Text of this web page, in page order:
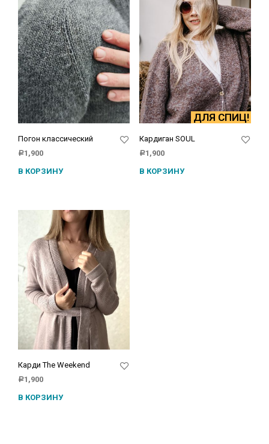
Погон классический
Р1,900
В КОРЗИНУ
ДЛЯ СПИЦ!
Кардиган SOUL
Р1,900
В КОРЗИНУ
Карди The Weekend
Р1,900
В КОРЗИНУ